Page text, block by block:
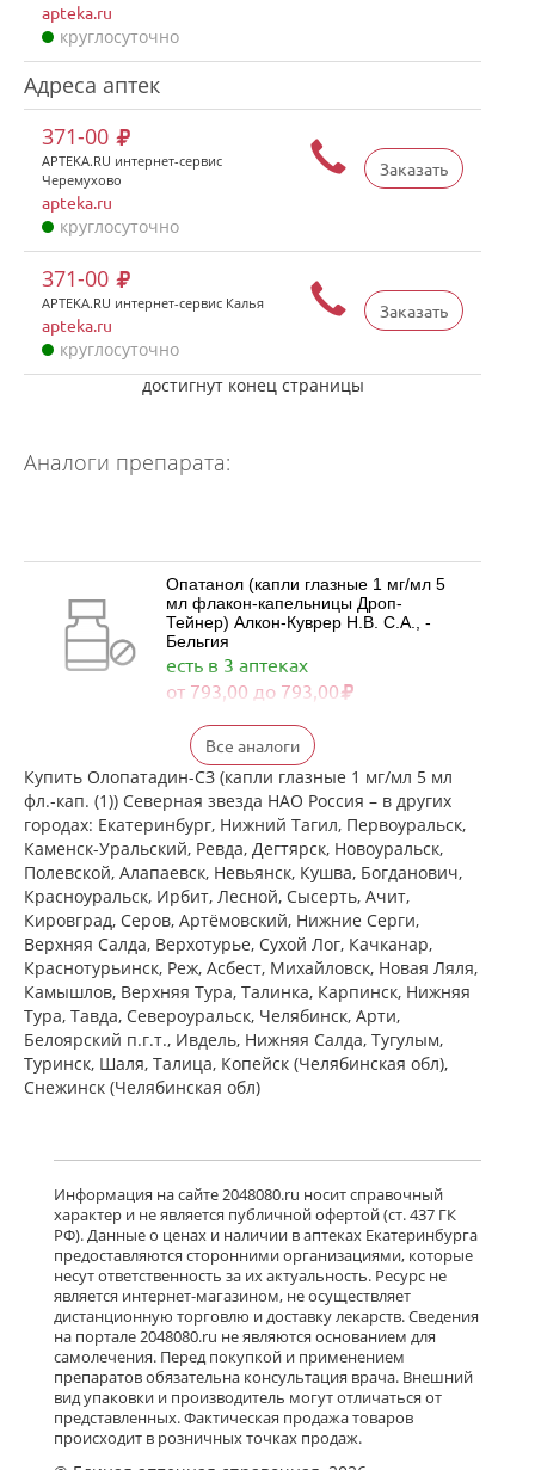
apteka.ru
круглосуточно
Адреса аптек
Заказать
371-00
APTEKA.RU интернет-сервис
Черемухово
apteka.ru
круглосуточно
Заказать
371-00
APTEKA.RU интернет-сервис Калья
apteka.ru
круглосуточно
достигнут конец страницы
Аналоги препарата:
Опатанол (капли глазные 1 мг/мл 5
мл флакон-капельницы Дроп-
Тейнер) Алкон-Куврер Н.В. С.А., -
Бельгия
есть в 3 аптеках
от 793,00 до 793,00
Визаллергол (капли глазные 0.2% 2,5
мл фл.) Сентисс Фарма Пвт.Лтд -
Индия
есть в 3 аптеках
от 735,00 до 735,00
Олопаталлерг (капли глазные 0,1% 5
мл флакон-капельница)
К.О.Ромфарм Компани С.Р.Л. -
Румыния
есть в 3 аптеках
от 641,00 до 641,00
Олофтадин ЭКО Аннул. (капли
глазные 1 мг/мл 5 мл № 1 фл.)
Варшавский фармацевтический
завод Польфа АО Польша
Олоридин (капли глазные 0.1 % 5 мл
флакон-капельница) Гротекс ООО г.
Санкт-Петербург Россия
есть в 3 аптеках
от 689,00 до 689,00
Олапасан (капли глазные 0.2 % 2.5
мл фл.-кап. (1)) Сан Фармасьютикал
Индастриз Лтд Индия
есть в 3 аптеках
от 620,00 до 620,00
Все аналоги
Купить Олопатадин-СЗ (капли глазные 1 мг/мл 5 мл
фл.-кап. (1)) Северная звезда НАО Россия – в других
городах: Екатеринбург, Нижний Тагил, Первоуральск,
Каменск-Уральский, Ревда, Дегтярск, Новоуральск,
Полевской, Алапаевск, Невьянск, Кушва, Богданович,
Красноуральск, Ирбит, Лесной, Сысерть, Ачит,
Кировград, Серов, Артёмовский, Нижние Cерги,
Верхняя Салда, Верхотурье, Сухой Лог, Качканар,
Краснотурьинск, Реж, Асбест, Михайловск, Новая Ляля,
Камышлов, Верхняя Тура, Талинка, Карпинск, Нижняя
Тура, Тавда, Североуральск, Челябинск, Арти,
Белоярский п.г.т., Ивдель, Нижняя Салда, Тугулым,
Туринск, Шаля, Талица, Копейск (Челябинская обл),
Снежинск (Челябинская обл)
Информация на сайте 2048080.ru носит справочный
характер и не является публичной офертой (ст. 437 ГК
РФ). Данные о ценах и наличии в аптеках Екатеринбурга
предоставляются сторонними организациями, которые
несут ответственность за их актуальность. Ресурс не
является интернет-магазином, не осуществляет
дистанционную торговлю и доставку лекарств. Сведения
на портале 2048080.ru не являются основанием для
самолечения. Перед покупкой и применением
препаратов обязательна консультация врача. Внешний
вид упаковки и производитель могут отличаться от
представленных. Фактическая продажа товаров
происходит в розничных точках продаж.